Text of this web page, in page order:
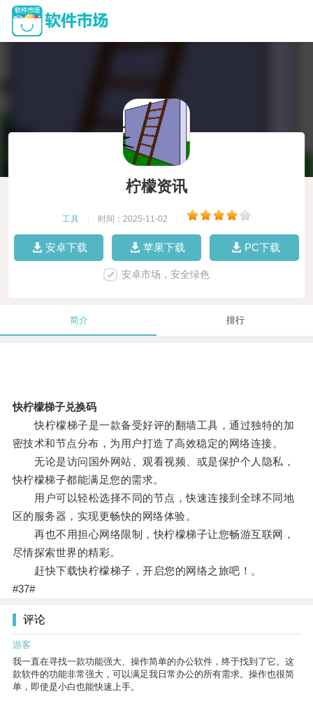
柠檬资讯
工具 时间：2025-11-02
安卓下载 苹果下载 PC下载
安卓市场，安全绿色
简介 排行
快柠檬梯子兑换码
快柠檬梯子是一款备受好评的翻墙工具，通过独特的加
密技术和节点分布，为用户打造了高效稳定的网络连接。
无论是访问国外网站、观看视频、或是保护个人隐私，
快柠檬梯子都能满足您的需求。
用户可以轻松选择不同的节点，快速连接到全球不同地
区的服务器，实现更畅快的网络体验。
再也不用担心网络限制，快柠檬梯子让您畅游互联网，
尽情探索世界的精彩。
赶快下载快柠檬梯子，开启您的网络之旅吧！。
#37#
评论
游客
我一直在寻找一款功能强大、操作简单的办公软件，终于找到了它。这
款软件的功能非常强大，可以满足我日常办公的所有需求。操作也很简
单，即使是小白也能快速上手。